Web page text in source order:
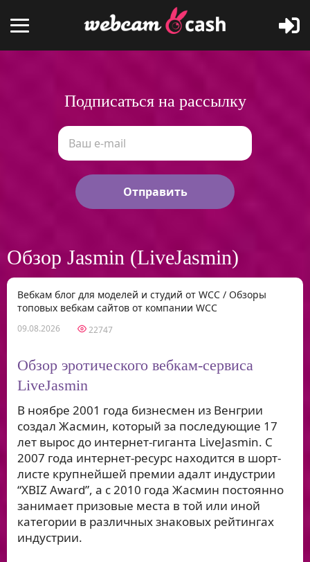
Подписаться на рассылку
Отправить
Обзор Jasmin (LiveJasmin)
Вебкам блог для моделей и студий от WCC / Обзоры
топовых вебкам сайтов от компании WCC
09.08.2026 22747
Обзор эротического вебкам-сервиса
LiveJasmin
В ноябре 2001 года бизнесмен из Венгрии
создал Жасмин, который за последующие 17
лет вырос до интернет-гиганта LiveJasmin. С
2007 года интернет-ресурс находится в шорт-
листе крупнейшей премии адалт индустрии
“XBIZ Award”, а с 2010 года Жасмин постоянно
занимает призовые места в той или иной
категории в различных знаковых рейтингах
индустрии.